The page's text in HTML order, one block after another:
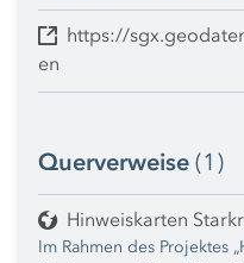
https://
en
Querverweise (1)
Hinweiskarten
Im Rahmen des Projektes